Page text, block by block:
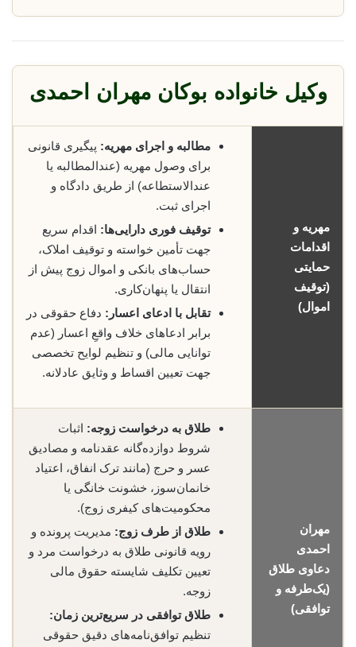
وکیل خانواده بوکان مهران احمدی
مهریه و
اقدامات
حمایتی
(توقیف
اموال)
مطالبه و اجرای مهریه: پیگیری قانونی
برای وصول مهریه (عندالمطالبه یا
عندالاستطاعه) از طریق دادگاه و
اجرای ثبت.
توقیف فوری دارایی‌ها: اقدام سریع
جهت تأمین خواسته و توقیف املاک،
حساب‌های بانکی و اموال زوج پیش از
انتقال یا پنهان‌کاری.
تقابل با ادعای اعسار: دفاع حقوقی در
برابر ادعاهای خلاف واقعِ اعسار (عدم
توانایی مالی) و تنظیم لوایح تخصصی
جهت تعیین اقساط و وثایق عادلانه.
مهران
احمدی
دعاوی طلاق
(یک‌طرفه و
توافقی)
طلاق به درخواست زوجه: اثبات
شروط دوازده‌گانه عقدنامه و مصادیق
عسر و حرج (مانند ترک انفاق، اعتیاد
خانمان‌سوز، خشونت خانگی یا
محکومیت‌های کیفری زوج).
طلاق از طرف زوج: مدیریت پرونده و
رویه قانونی طلاق به درخواست مرد و
تعیین تکلیف شایسته حقوق مالی
زوجه.
طلاق توافقی در سریع‌ترین زمان:
تنظیم توافق‌نامه‌های دقیق حقوقی